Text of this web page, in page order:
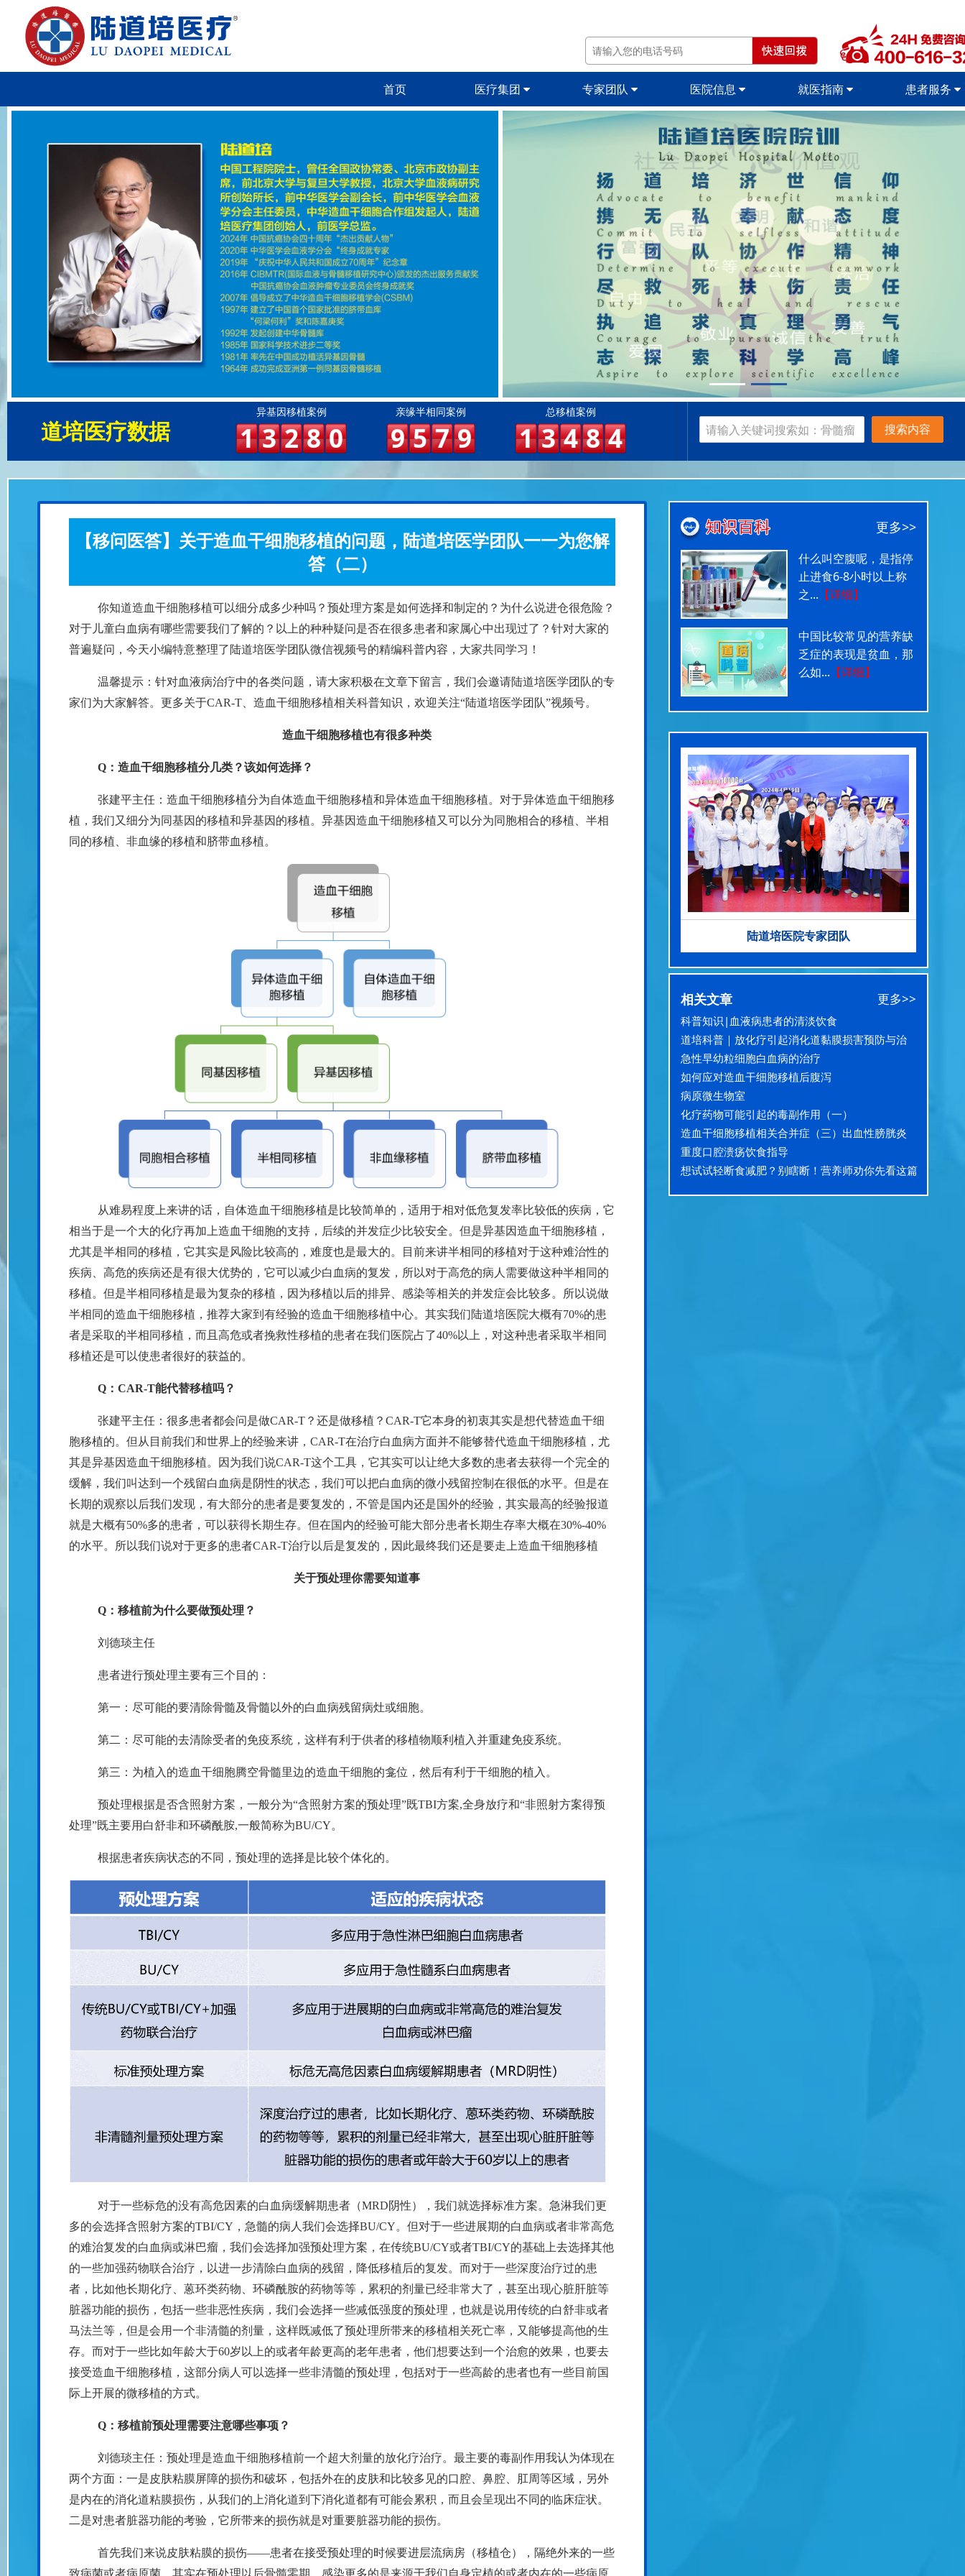
首页 医疗集团 专家团队 医院信息 就医指南 患者服务
道培医疗数据
异基因移植案例
1 3 2 8 0
亲缘半相同案例
9 5 7 9
总移植案例
1 3 4 8 4 搜索内容
【移问医答】关于造血干细胞移植的问题，陆道培医学团队一一为您解
答（二）
你知道造血干细胞移植可以细分成多少种吗？预处理方案是如何选择和制定的？为什么说进仓很危险？
对于儿童白血病有哪些需要我们了解的？以上的种种疑问是否在很多患者和家属心中出现过了？针对大家的
普遍疑问，今天小编特意整理了陆道培医学团队微信视频号的精编科普内容，大家共同学习！
温馨提示：针对血液病治疗中的各类问题，请大家积极在文章下留言，我们会邀请陆道培医学团队的专
家们为大家解答。更多关于CAR-T、造血干细胞移植相关科普知识，欢迎关注“陆道培医学团队”视频号。
造血干细胞移植也有很多种类
Q：造血干细胞移植分几类？该如何选择？
张建平主任：造血干细胞移植分为自体造血干细胞移植和异体造血干细胞移植。对于异体造血干细胞移
植，我们又细分为同基因的移植和异基因的移植。异基因造血干细胞移植又可以分为同胞相合的移植、半相
同的移植、非血缘的移植和脐带血移植。
从难易程度上来讲的话，自体造血干细胞移植是比较简单的，适用于相对低危复发率比较低的疾病，它
相当于是一个大的化疗再加上造血干细胞的支持，后续的并发症少比较安全。但是异基因造血干细胞移植，
尤其是半相同的移植，它其实是风险比较高的，难度也是最大的。目前来讲半相同的移植对于这种难治性的
疾病、高危的疾病还是有很大优势的，它可以减少白血病的复发，所以对于高危的病人需要做这种半相同的
移植。但是半相同移植是最为复杂的移植，因为移植以后的排异、感染等相关的并发症会比较多。所以说做
半相同的造血干细胞移植，推荐大家到有经验的造血干细胞移植中心。其实我们陆道培医院大概有70%的患
者是采取的半相同移植，而且高危或者挽救性移植的患者在我们医院占了40%以上，对这种患者采取半相同
移植还是可以使患者很好的获益的。
Q：CAR-T能代替移植吗？
张建平主任：很多患者都会问是做CAR-T？还是做移植？CAR-T它本身的初衷其实是想代替造血干细
胞移植的。但从目前我们和世界上的经验来讲，CAR-T在治疗白血病方面并不能够替代造血干细胞移植，尤
其是异基因造血干细胞移植。因为我们说CAR-T这个工具，它其实可以让绝大多数的患者去获得一个完全的
缓解，我们叫达到一个残留白血病是阴性的状态，我们可以把白血病的微小残留控制在很低的水平。但是在
长期的观察以后我们发现，有大部分的患者是要复发的，不管是国内还是国外的经验，其实最高的经验报道
就是大概有50%多的患者，可以获得长期生存。但在国内的经验可能大部分患者长期生存率大概在30%-40%
的水平。所以我们说对于更多的患者CAR-T治疗以后是复发的，因此最终我们还是要走上造血干细胞移植
关于预处理你需要知道事
Q：移植前为什么要做预处理？
刘德琰主任
患者进行预处理主要有三个目的：
第一：尽可能的要清除骨髓及骨髓以外的白血病残留病灶或细胞。
第二：尽可能的去清除受者的免疫系统，这样有利于供者的移植物顺利植入并重建免疫系统。
第三：为植入的造血干细胞腾空骨髓里边的造血干细胞的龛位，然后有利于干细胞的植入。
预处理根据是否含照射方案，一般分为“含照射方案的预处理”既TBI方案,全身放疗和“非照射方案得预
处理”既主要用白舒非和环磷酰胺,一般简称为BU/CY。
根据患者疾病状态的不同，预处理的选择是比较个体化的。
对于一些标危的没有高危因素的白血病缓解期患者（MRD阴性），我们就选择标准方案。急淋我们更
多的会选择含照射方案的TBI/CY，急髓的病人我们会选择BU/CY。但对于一些进展期的白血病或者非常高危
的难治复发的白血病或淋巴瘤，我们会选择加强预处理方案，在传统BU/CY或者TBI/CY的基础上去选择其他
的一些加强药物联合治疗，以进一步清除白血病的残留，降低移植后的复发。而对于一些深度治疗过的患
者，比如他长期化疗、蒽环类药物、环磷酰胺的药物等等，累积的剂量已经非常大了，甚至出现心脏肝脏等
脏器功能的损伤，包括一些非恶性疾病，我们会选择一些减低强度的预处理，也就是说用传统的白舒非或者
马法兰等，但是会用一个非清髓的剂量，这样既减低了预处理所带来的移植相关死亡率，又能够提高他的生
存。而对于一些比如年龄大于60岁以上的或者年龄更高的老年患者，他们想要达到一个治愈的效果，也要去
接受造血干细胞移植，这部分病人可以选择一些非清髓的预处理，包括对于一些高龄的患者也有一些目前国
际上开展的微移植的方式。
Q：移植前预处理需要注意哪些事项？
刘德琰主任：预处理是造血干细胞移植前一个超大剂量的放化疗治疗。最主要的毒副作用我认为体现在
两个方面：一是皮肤粘膜屏障的损伤和破坏，包括外在的皮肤和比较多见的口腔、鼻腔、肛周等区域，另外
是内在的消化道粘膜损伤，从我们的上消化道到下消化道都有可能会累积，而且会呈现出不同的临床症状。
二是对患者脏器功能的考验，它所带来的损伤就是对重要脏器功能的损伤。
首先我们来说皮肤粘膜的损伤——患者在接受预处理的时候要进层流病房（移植仓），隔绝外来的一些
致病菌或者病原菌。其实在预处理以后骨髓零期，感染更多的是来源于我们自身定植的或者内在的一些病原
更多>>
什么叫空腹呢，是指停
止进食6-8小时以上称
之... 【详细】
中国比较常见的营养缺
乏症的表现是贫血，那
么如... 【详细】
陆道培医院专家团队
相关文章 更多>>
科普知识|血液病患者的清淡饮食
道培科普｜放化疗引起消化道黏膜损害预防与治
疗、护理
急性早幼粒细胞白血病的治疗
如何应对造血干细胞移植后腹泻
病原微生物室
化疗药物可能引起的毒副作用（一）
造血干细胞移植相关合并症（三）出血性膀胱炎
重度口腔溃疡饮食指导
想试试轻断食减肥？别瞎断！营养师劝你先看这篇